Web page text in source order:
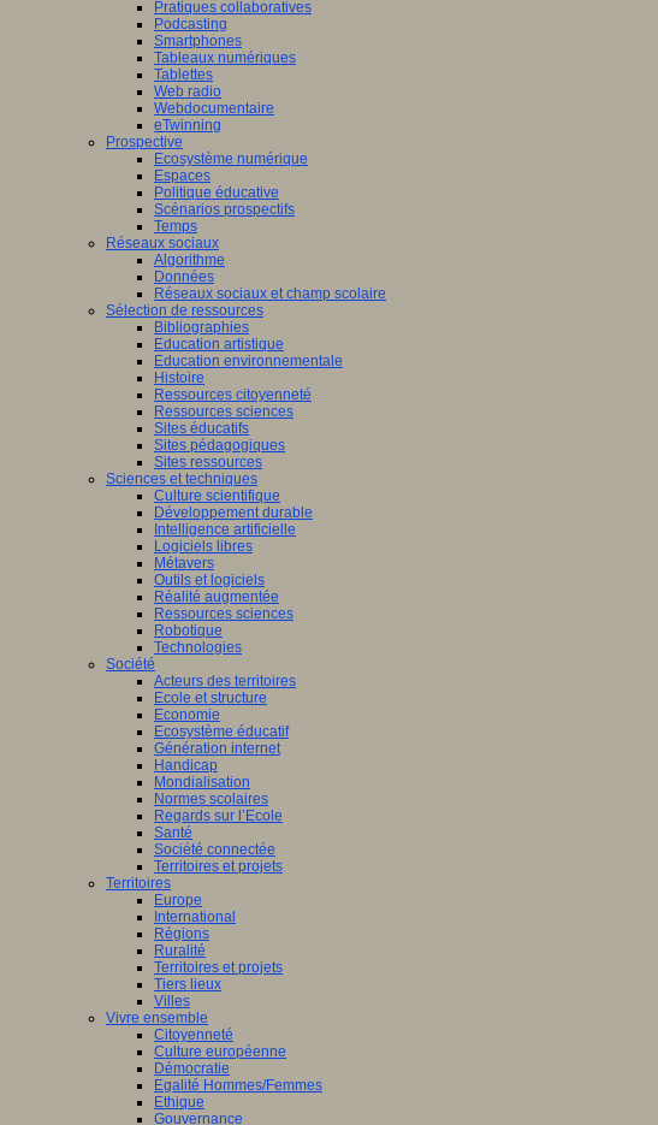
Pratiques collaboratives
Podcasting
Smartphones
Tableaux numériques
Tablettes
Web radio
Webdocumentaire
eTwinning
Prospective
Ecosystème numérique
Espaces
Politique éducative
Scénarios prospectifs
Temps
Réseaux sociaux
Algorithme
Données
Réseaux sociaux et champ scolaire
Sélection de ressources
Bibliographies
Education artistique
Education environnementale
Histoire
Ressources citoyenneté
Ressources sciences
Sites éducatifs
Sites pédagogiques
Sites ressources
Sciences et techniques
Culture scientifique
Développement durable
Intelligence artificielle
Logiciels libres
Métavers
Outils et logiciels
Réalité augmentée
Ressources sciences
Robotique
Technologies
Société
Acteurs des territoires
Ecole et structure
Economie
Ecosystème éducatif
Génération internet
Handicap
Mondialisation
Normes scolaires
Regards sur l’Ecole
Santé
Société connectée
Territoires et projets
Territoires
Europe
International
Régions
Ruralité
Territoires et projets
Tiers lieux
Villes
Vivre ensemble
Citoyenneté
Culture européenne
Démocratie
Egalité Hommes/Femmes
Ethique
Gouvernance